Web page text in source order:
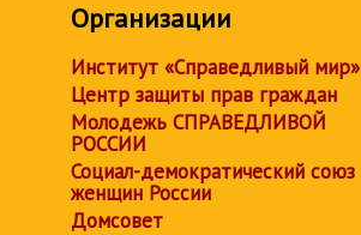
Организации
Институт «Справедливый мир»
Центр защиты прав граждан
Молодежь СПРАВЕДЛИВОЙ
РОССИИ
Социал-демократический союз
женщин России
Домсовет